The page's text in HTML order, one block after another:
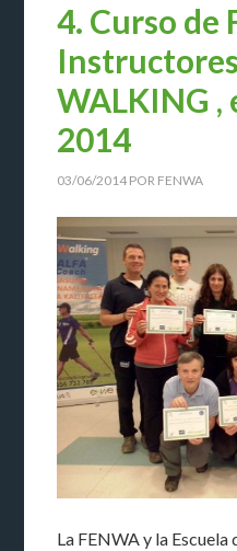
4. Curso de
WALKING ,
2014
03/06/2014 POR FENWA
La FENWA y la Escuela